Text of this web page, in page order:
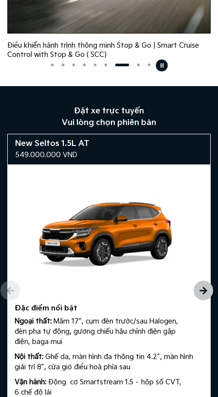
Hỗ trợ tránh va chạm phương tiện cắt ngang phía sau Rear
Cross-Traffic Collision-Avoidance Assist (RCCA)
Đặt xe trực tuyến
Vui lòng chọn phiên bản
New Seltos 1.5L AT
549.000.000 VND
Đặc điểm nổi bật
Ngoại thất: Mâm 17”, cụm đèn trước/sau Halogen,
đèn pha tự động, gương chiếu hậu chỉnh điện gập
điện, baga mui​
Nội thất: Ghế da, màn hình đa thông tin 4.2”, màn hình
giải trí 8”, cửa gió điều hoà phía sau​
Vận hành: Động cơ Smartstream 1.5 – hộp số CVT,
6 chế độ lái​